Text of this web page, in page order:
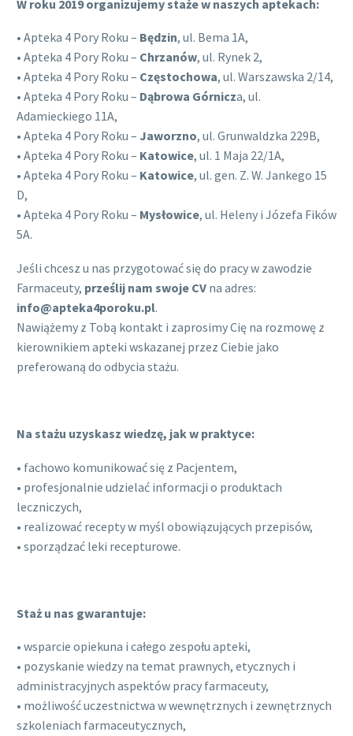
W roku 2019 organizujemy staże w naszych aptekach:
• Apteka 4 Pory Roku – Będzin, ul. Bema 1A,
• Apteka 4 Pory Roku – Chrzanów, ul. Rynek 2,
• Apteka 4 Pory Roku – Częstochowa, ul. Warszawska 2/14,
• Apteka 4 Pory Roku – Dąbrowa Górnicza, ul.
Adamieckiego 11A,
• Apteka 4 Pory Roku – Jaworzno, ul. Grunwaldzka 229B,
• Apteka 4 Pory Roku – Katowice, ul. 1 Maja 22/1A,
• Apteka 4 Pory Roku – Katowice, ul. gen. Z. W. Jankego 15
D,
• Apteka 4 Pory Roku – Mysłowice, ul. Heleny i Józefa Fików
5A.
Jeśli chcesz u nas przygotować się do pracy w zawodzie
Farmaceuty, prześlij nam swoje CV na adres:
info@apteka4poroku.pl.
Nawiążemy z Tobą kontakt i zaprosimy Cię na rozmowę z
kierownikiem apteki wskazanej przez Ciebie jako
preferowaną do odbycia stażu.
Na stażu uzyskasz wiedzę, jak w praktyce:
• fachowo komunikować się z Pacjentem,
• profesjonalnie udzielać informacji o produktach
leczniczych,
• realizować recepty w myśl obowiązujących przepisów,
• sporządzać leki recepturowe.
Staż u nas gwarantuje:
• wsparcie opiekuna i całego zespołu apteki,
• pozyskanie wiedzy na temat prawnych, etycznych i
administracyjnych aspektów pracy farmaceuty,
• możliwość uczestnictwa w wewnętrznych i zewnętrznych
szkoleniach farmaceutycznych,